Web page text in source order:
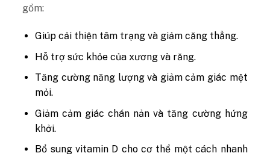
gồm:
Giúp cải thiện tâm trạng và giảm căng thẳng.
Hỗ trợ sức khỏe của xương và răng.
Tăng cường năng lượng và giảm cảm giác mệt
mỏi.
Giảm cảm giác chán nản và tăng cường hứng
khởi.
Bổ sung vitamin D cho cơ thể một cách nhanh